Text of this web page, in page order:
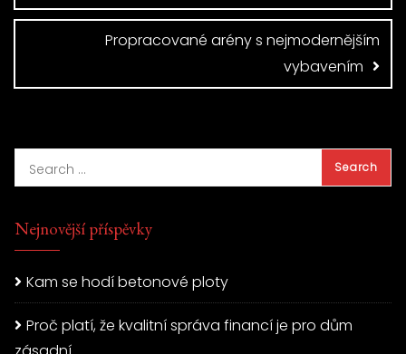
Propracované arény s nejmodernějším
vybavením
Nejnovější příspěvky
Kam se hodí betonové ploty
Proč platí, že kvalitní správa financí je pro dům